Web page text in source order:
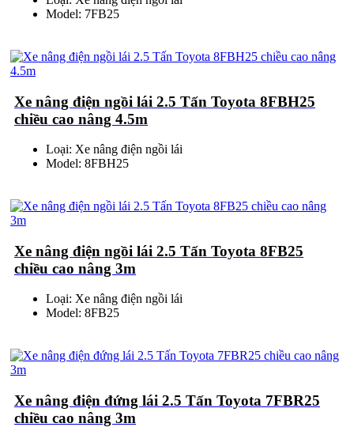
Model: 7FB25
Xe nâng điện ngồi lái 2.5 Tấn Toyota 8FBH25
chiều cao nâng 4.5m
Loại: Xe nâng điện ngồi lái
Model: 8FBH25
Xe nâng điện ngồi lái 2.5 Tấn Toyota 8FB25
chiều cao nâng 3m
Loại: Xe nâng điện ngồi lái
Model: 8FB25
Xe nâng điện đứng lái 2.5 Tấn Toyota 7FBR25
chiều cao nâng 3m